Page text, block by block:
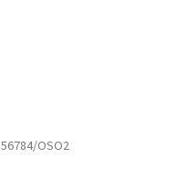
56784/OSO2